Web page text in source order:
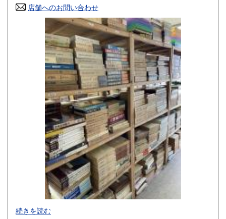
高知県 800円
800円 長崎県
800円 大分県
800円 鹿児島県
1,500円
店舗へのお問い合わせ
-
続きを読む